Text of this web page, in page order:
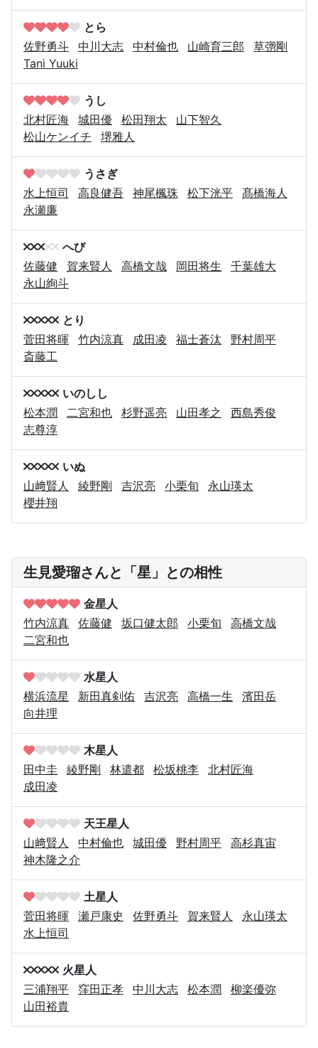
とら
佐野勇斗
中川大志 中村倫也 山崎育三郎
草彅剛
Tani Yuuki
うし
北村匠海
城田優 松田翔太
山下智久
松山ケンイチ
堺雅人
うさぎ
水上恒司
高良健吾 神尾楓珠 松下洸平
髙橋海人
永瀬廉
へび
佐藤健
賀来賢人 高橋文哉 岡田将生
千葉雄大
永山絢斗
とり
菅田将暉
竹内涼真 成田凌 福士蒼汰
野村周平
斎藤工
いのしし
松本潤
二宮和也 杉野遥亮 山田孝之
西島秀俊
志尊淳
いぬ
山﨑賢人
綾野剛 吉沢亮 小栗旬
永山瑛太
櫻井翔
生見愛瑠さんと「星」との相性
金星人
竹内涼真
佐藤健 坂口健太郎 小栗旬
高橋文哉
二宮和也
水星人
横浜流星
新田真剣佑 吉沢亮 高橋一生
濱田岳
向井理
木星人
田中圭
綾野剛 林遣都 松坂桃李
北村匠海
成田凌
天王星人
山﨑賢人
中村倫也 城田優 野村周平
高杉真宙
神木隆之介
土星人
菅田将暉
瀬戸康史 佐野勇斗 賀来賢人
永山瑛太
水上恒司
火星人
三浦翔平
窪田正孝 中川大志 松本潤
柳楽優弥
山田裕貴